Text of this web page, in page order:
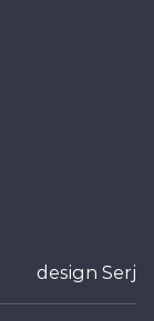
design Serj